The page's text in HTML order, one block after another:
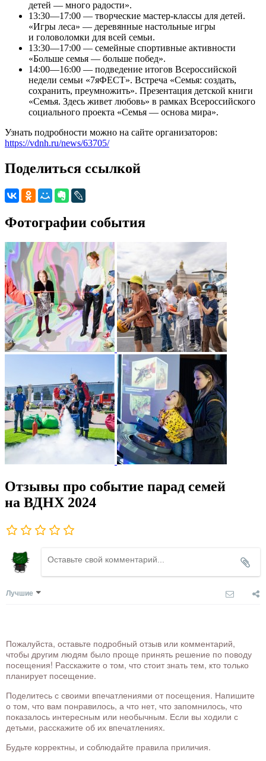
детей — много радости».
13:30—17:00 — творческие мастер-классы для детей.
«Игры леса» — деревянные настольные игры
и головоломки для всей семьи.
13:30—17:00 — семейные спортивные активности
«Больше семья — больше побед».
14:00—16:00 — подведение итогов Всероссийской
недели семьи «7яФЕСТ». Встреча «Семья: создать,
сохранить, преумножить». Презентация детской книги
«Семья. Здесь живет любовь» в рамках Всероссийского
социального проекта «Семья — основа мира».
Узнать подробности можно на сайте организаторов:
https://vdnh.ru/news/63705/
Поделиться ссылкой
Фотографии события
Отзывы про событие парад семей
на ВДНХ 2024
Лучшие
Пожалуйста, оставьте подробный отзыв или комментарий,
чтобы другим людям было проще принять решение по поводу
посещения! Расскажите о том, что стоит знать тем, кто только
планирует посещение.
Поделитесь с своими впечатлениями от посещения. Напишите
о том, что вам понравилось, а что нет, что запомнилось, что
показалось интересным или необычным. Если вы ходили с
детьми, расскажите об их впечатлениях.
Будьте корректны, и соблюдайте правила приличия.